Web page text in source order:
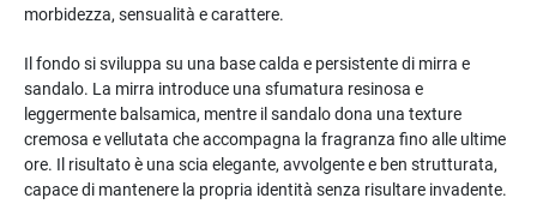
morbidezza, sensualità e carattere.
Il fondo si sviluppa su una base calda e persistente di mirra e
sandalo. La mirra introduce una sfumatura resinosa e
leggermente balsamica, mentre il sandalo dona una texture
cremosa e vellutata che accompagna la fragranza fino alle ultime
ore. Il risultato è una scia elegante, avvolgente e ben strutturata,
capace di mantenere la propria identità senza risultare invadente.